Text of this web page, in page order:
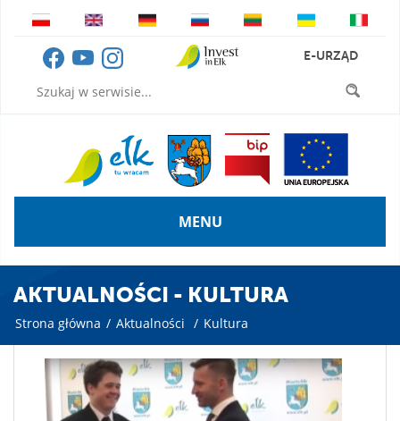
E-URZĄD
MENU
AKTUALNOŚCI - KULTURA
Strona główna / Aktualności / Kultura